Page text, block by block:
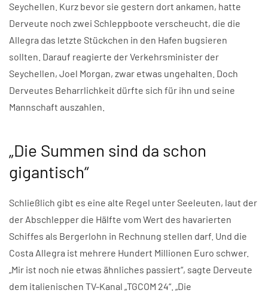
Seychellen. Kurz bevor sie gestern dort ankamen, hatte
Derveute noch zwei Schleppboote verscheucht, die die
Allegra das letzte Stückchen in den Hafen bugsieren
sollten. Darauf reagierte der Verkehrsminister der
Seychellen, Joel Morgan, zwar etwas ungehalten. Doch
Derveutes Beharrlichkeit dürfte sich für ihn und seine
Mannschaft auszahlen.
„Die Summen sind da schon
gigantisch“
Schließlich gibt es eine alte Regel unter Seeleuten, laut der
der Abschlepper die Hälfte vom Wert des havarierten
Schiffes als Bergerlohn in Rechnung stellen darf. Und die
Costa Allegra ist mehrere Hundert Millionen Euro schwer.
„Mir ist noch nie etwas ähnliches passiert“, sagte Derveute
dem italienischen TV-Kanal „TGCOM 24“. „Die